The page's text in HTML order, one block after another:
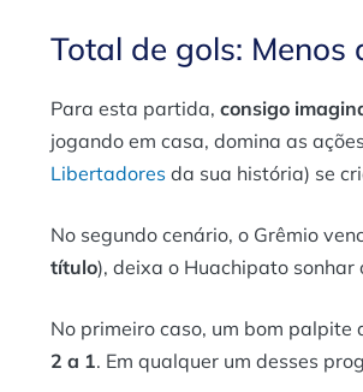
Total de gols: Menos
Para esta partida, consigo
jogando em casa, domina as
Libertadores da sua história) se
No segundo cenário, o Grêmio
título), deixa o Huachipato
No primeiro caso, um bom palpite
2 a 1. Em qualquer um desses